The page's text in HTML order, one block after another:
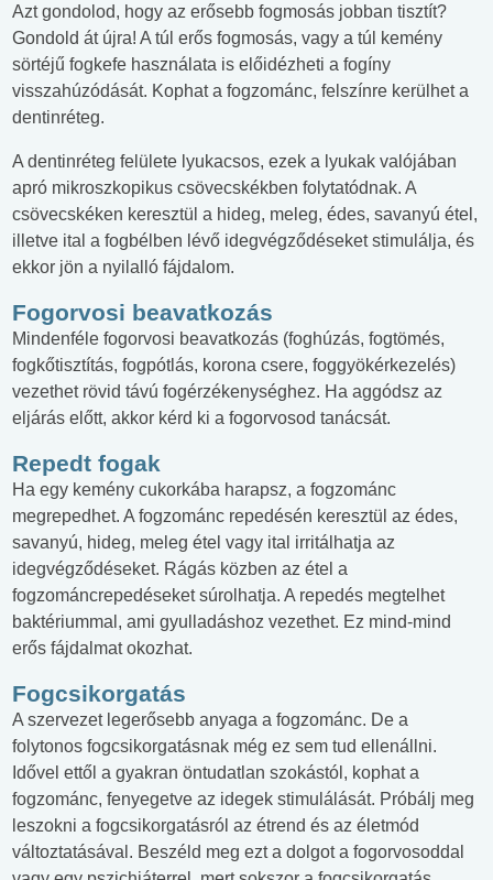
Azt gondolod, hogy az erősebb fogmosás jobban tisztít?
Gondold át újra! A túl erős fogmosás, vagy a túl kemény
sörtéjű fogkefe használata is előidézheti a fogíny
visszahúzódását. Kophat a fogzománc, felszínre kerülhet a
dentinréteg.
A dentinréteg felülete lyukacsos, ezek a lyukak valójában
apró mikroszkopikus csövecskékben folytatódnak. A
csövecskéken keresztül a hideg, meleg, édes, savanyú étel,
illetve ital a fogbélben lévő idegvégződéseket stimulálja, és
ekkor jön a nyilalló fájdalom.
Fogorvosi beavatkozás
Mindenféle fogorvosi beavatkozás (foghúzás, fogtömés,
fogkőtisztítás, fogpótlás, korona csere, foggyökérkezelés)
vezethet rövid távú fogérzékenységhez. Ha aggódsz az
eljárás előtt, akkor kérd ki a fogorvosod tanácsát.
Repedt fogak
Ha egy kemény cukorkába harapsz, a fogzománc
megrepedhet. A fogzománc repedésén keresztül az édes,
savanyú, hideg, meleg étel vagy ital irritálhatja az
idegvégződéseket. Rágás közben az étel a
fogzománcrepedéseket súrolhatja. A repedés megtelhet
baktériummal, ami gyulladáshoz vezethet. Ez mind-mind
erős fájdalmat okozhat.
Fogcsikorgatás
A szervezet legerősebb anyaga a fogzománc. De a
folytonos fogcsikorgatásnak még ez sem tud ellenállni.
Idővel ettől a gyakran öntudatlan szokástól, kophat a
fogzománc, fenyegetve az idegek stimulálását. Próbálj meg
leszokni a fogcsikorgatásról az étrend és az életmód
változtatásával. Beszéld meg ezt a dolgot a fogorvosoddal